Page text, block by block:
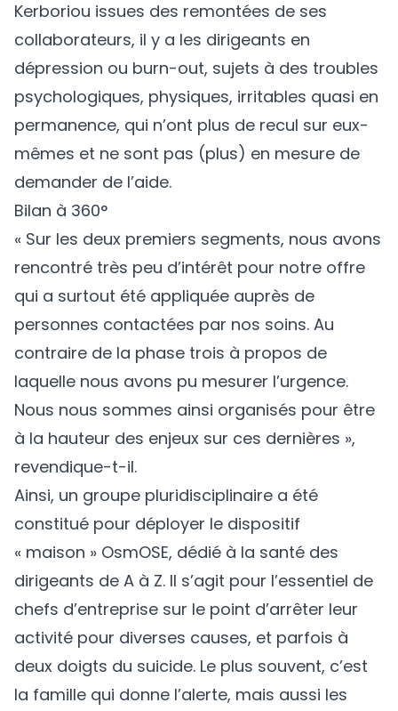
Kerboriou issues des remontées de ses
collaborateurs, il y a les dirigeants en
dépression ou burn-out, sujets à des troubles
psychologiques, physiques, irritables quasi en
permanence, qui n’ont plus de recul sur eux-
mêmes et ne sont pas (plus) en mesure de
demander de l’aide.
Bilan à 360°
« Sur les deux premiers segments, nous avons
rencontré très peu d’intérêt pour notre offre
qui a surtout été appliquée auprès de
personnes contactées par nos soins. Au
contraire de la phase trois à propos de
laquelle nous avons pu mesurer l’urgence.
Nous nous sommes ainsi organisés pour être
à la hauteur des enjeux sur ces dernières »,
revendique-t-il.
Ainsi, un groupe pluridisciplinaire a été
constitué pour déployer le dispositif
« maison » OsmOSE, dédié à la santé des
dirigeants de A à Z. Il s’agit pour l’essentiel de
chefs d’entreprise sur le point d’arrêter leur
activité pour diverses causes, et parfois à
deux doigts du suicide. Le plus souvent, c’est
la famille qui donne l’alerte, mais aussi les